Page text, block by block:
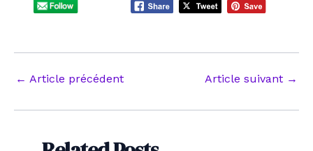
Navigation
articles
← Article précédent Article suivant →